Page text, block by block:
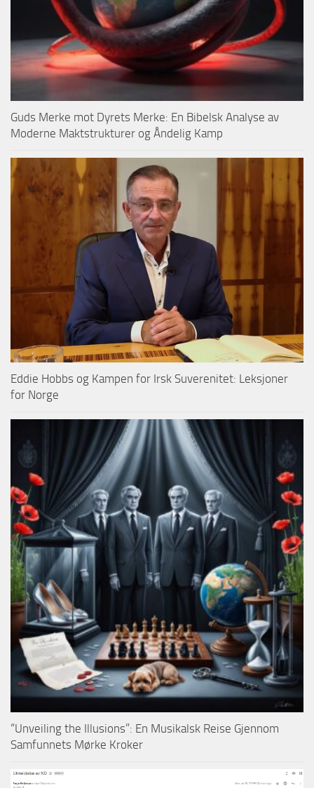
Guds Merke mot Dyrets Merke: En Bibelsk Analyse av
Moderne Maktstrukturer og Åndelig Kamp
Eddie Hobbs og Kampen for Irsk Suverenitet: Leksjoner
for Norge
“Unveiling the Illusions”: En Musikalsk Reise Gjennom
Samfunnets Mørke Kroker